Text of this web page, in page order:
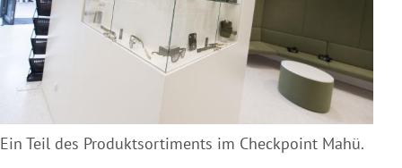
Ein Teil des Produktsortiments im Checkpoint Mahü.